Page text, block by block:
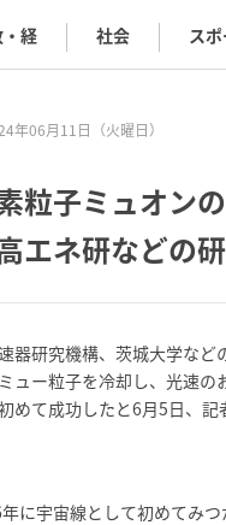
経 社会 ス
年06月11日（火曜日）
子ミュオン
ネ研などの
器研究機構、茨城大学など
ュー粒子を冷却し、光速の
めて成功したと6月5日、記
に宇宙線として初めてみ